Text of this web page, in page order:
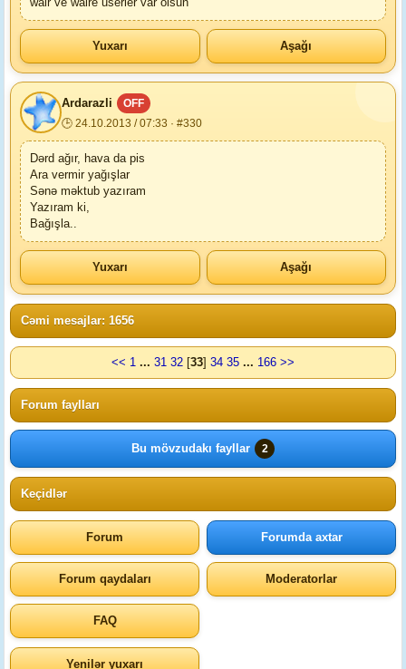
Yuxarı Aşağı
Ardarazli
OFF
🕒 24.10.2013 / 07:33 · #330
Dərd ağır, hava da pis
Ara vermir yağışlar
Sənə məktub yazıram
Yazıram ki,
Bağışla..
Yuxarı Aşağı
Cəmi mesajlar: 1656
<< 1 ... 31 32 [33] 34 35 ... 166 >>
Forum faylları
Bu mövzudakı fayllar 2
Keçidlər
Forum Forumda axtar
Forum qaydaları Moderatorlar
FAQ
Yenilər yuxarı